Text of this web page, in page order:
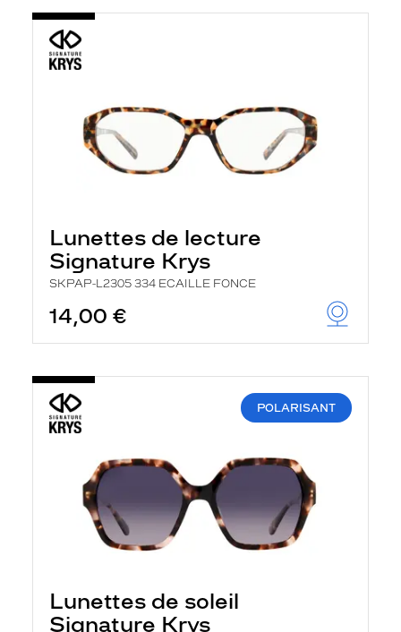
Lunettes de lecture
Signature Krys
SKPAP-L2305 334 ECAILLE FONCE
14,00 €
POLARISANT
Lunettes de soleil
Signature Krys